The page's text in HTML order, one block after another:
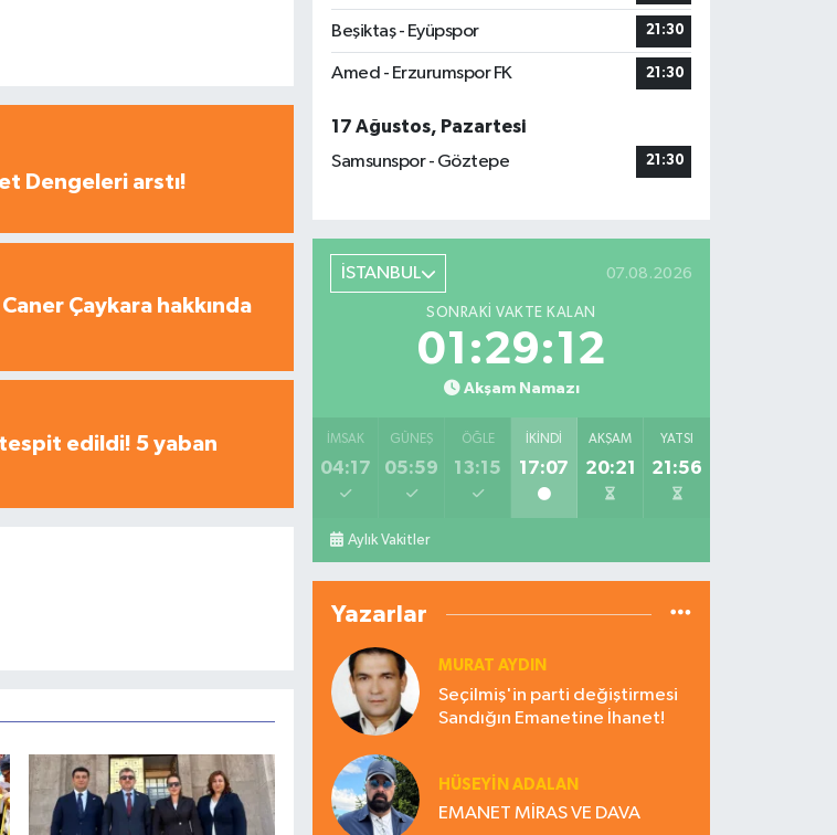
Dengeleri arstı!
Çaykara hakkında
tespit edildi! 5 yaban
Beşiktaş - Eyüpspor 21:30
Amed - Erzurumspor FK 21:30
17 Ağustos, Pazartesi
Samsunspor - Göztepe
21:30
İSTANBUL 07.08.2026
SONRAKI VAKTE KALAN
01:29:11
Akşam Namazı
İMSAK
04:17
GÜNEŞ
05:59
ÖĞLE
13:15
İKINDI
17:07
AKŞAM
20:21
YATSI
21:56
Aylık Vakitler
Yazarlar
MURAT AYDIN
Seçilmiş'in parti değiştirmesi
Sandığın Emanetine İhanet!
HÜSEYIN ADALAN
EMANET MİRAS VE DAVA